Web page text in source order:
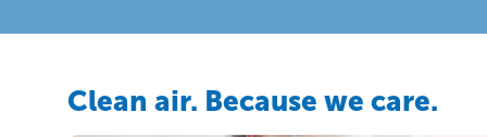
Clean air. Because we care.